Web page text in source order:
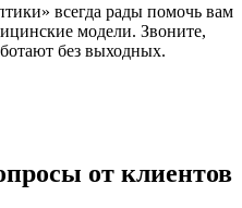
всегда рады помочь вам
модели. Звоните,
без выходных.
от клиентов